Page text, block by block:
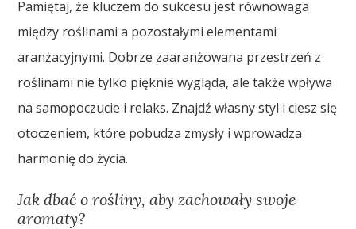
Pamiętaj, że kluczem do sukcesu jest równowaga
między roślinami a pozostałymi elementami
aranżacyjnymi. Dobrze zaaranżowana przestrzeń z
roślinami nie tylko pięknie wygląda, ale także wpływa
na samopoczucie i relaks. Znajdź własny styl i ciesz się
otoczeniem, które pobudza zmysły i wprowadza
harmonię do życia.
Jak dbać o rośliny, aby zachowały swoje
aromaty?